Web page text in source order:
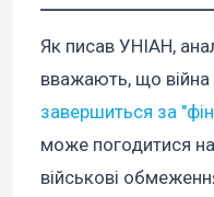
Як писав УНІАН,
вважають, що війна
завершиться за
може погодитися на
військові